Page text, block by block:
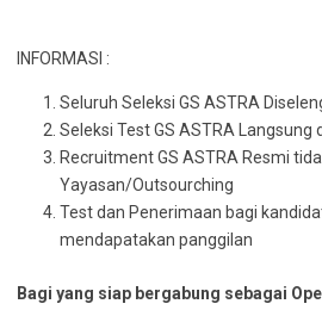
INFORMASI :
Seluruh Seleksi GS ASTRA
Seleksi Test GS ASTRA
Recruitment GS ASTRA Resmi
Yayasan/Outsourching
Test dan Penerimaan bagi
mendapatakan panggilan
Bagi yang siap bergabung sebagai